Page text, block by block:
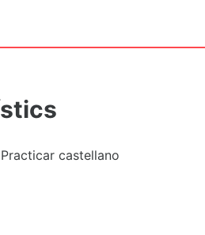
Practicar castellano